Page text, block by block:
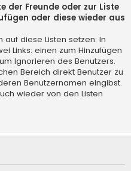
der Freunde oder zur Liste
oder diese wieder aus
auf diese Listen setzen: In
Links: einen zum Hinzufügen
Ignorieren des Benutzers.
Bereich direkt Benutzer zu
Benutzernamen eingibst.
wieder von den Listen